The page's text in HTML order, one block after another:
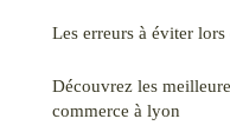
Les erreurs à éviter
Découvrez les
commerce à lyon